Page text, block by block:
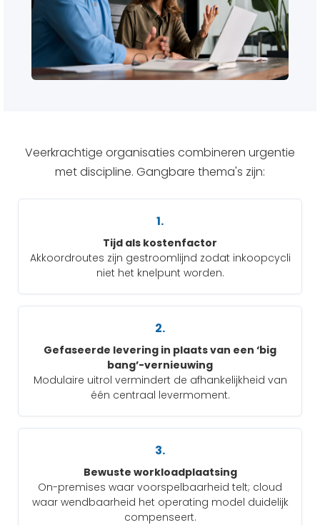
Veerkrachtige organisaties combineren urgentie
met discipline. Gangbare thema's zijn:
1.
Tijd als kostenfactor
Akkoordroutes zijn gestroomlijnd zodat inkoopcycli
niet het knelpunt worden.
2.
Gefaseerde levering in plaats van een ‘big
bang’-vernieuwing
Modulaire uitrol vermindert de afhankelijkheid van
één centraal levermoment.
3.
Bewuste workloadplaatsing
On-premises waar voorspelbaarheid telt; cloud
waar wendbaarheid het operating model duidelijk
compenseert.